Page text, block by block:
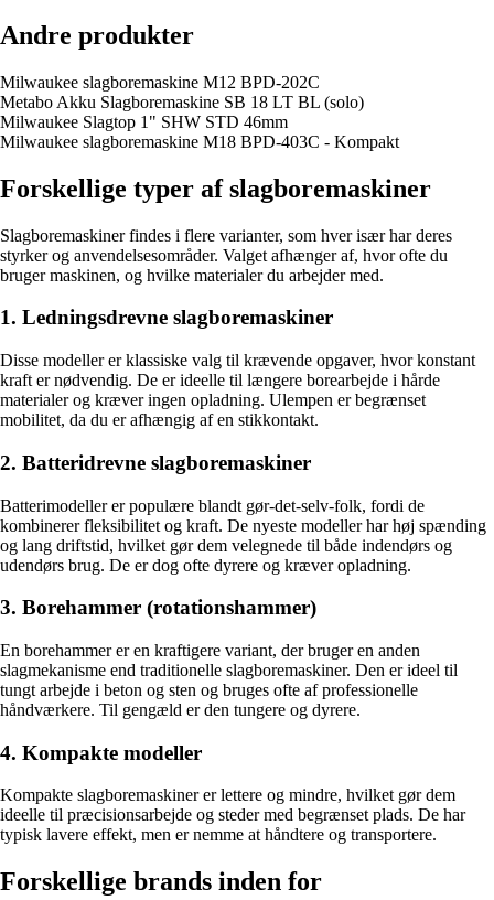
Andre produkter
Milwaukee slagboremaskine M12 BPD-202C
Metabo Akku Slagboremaskine SB 18 LT BL (solo)
Milwaukee Slagtop 1" SHW STD 46mm
Milwaukee slagboremaskine M18 BPD-403C - Kompakt
Forskellige typer af slagboremaskiner
Slagboremaskiner findes i flere varianter, som hver især har deres
styrker og anvendelsesområder. Valget afhænger af, hvor ofte du
bruger maskinen, og hvilke materialer du arbejder med.
1. Ledningsdrevne slagboremaskiner
Disse modeller er klassiske valg til krævende opgaver, hvor konstant
kraft er nødvendig. De er ideelle til længere borearbejde i hårde
materialer og kræver ingen opladning. Ulempen er begrænset
mobilitet, da du er afhængig af en stikkontakt.
2. Batteridrevne slagboremaskiner
Batterimodeller er populære blandt gør-det-selv-folk, fordi de
kombinerer fleksibilitet og kraft. De nyeste modeller har høj spænding
og lang driftstid, hvilket gør dem velegnede til både indendørs og
udendørs brug. De er dog ofte dyrere og kræver opladning.
3. Borehammer (rotationshammer)
En borehammer er en kraftigere variant, der bruger en anden
slagmekanisme end traditionelle slagboremaskiner. Den er ideel til
tungt arbejde i beton og sten og bruges ofte af professionelle
håndværkere. Til gengæld er den tungere og dyrere.
4. Kompakte modeller
Kompakte slagboremaskiner er lettere og mindre, hvilket gør dem
ideelle til præcisionsarbejde og steder med begrænset plads. De har
typisk lavere effekt, men er nemme at håndtere og transportere.
Forskellige brands inden for